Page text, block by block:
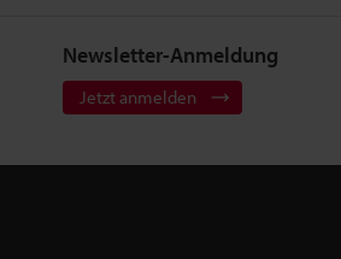
Newsletter-Anmeldung
Jetzt anmelden